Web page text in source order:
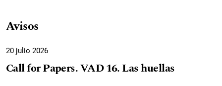
Avisos
20 julio 2026
Call for Papers. VAD 16. Las huellas